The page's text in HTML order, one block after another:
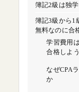
簿記2級は独
簿記3級から1
無料なのに合
学習費用
合格しよう
なぜCPA
か